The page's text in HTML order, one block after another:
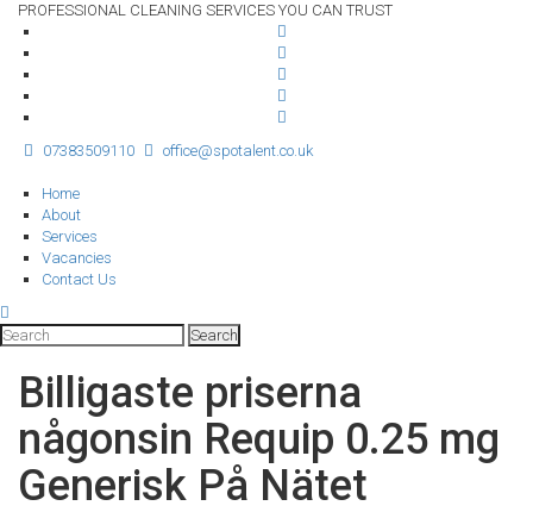
PROFESSIONAL CLEANING SERVICES YOU CAN TRUST
07383509110 office@spotalent.co.uk
Home
About
Services
Vacancies
Contact Us
Billigaste priserna
någonsin Requip 0.25 mg
Generisk På Nätet